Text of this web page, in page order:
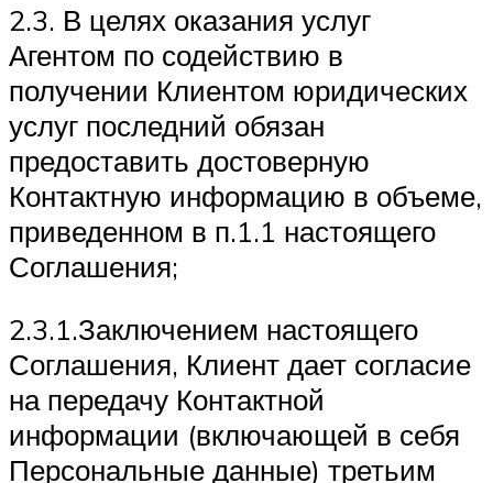
2.3. В целях оказания услуг
Агентом по содействию в
получении Клиентом юридических
услуг последний обязан
предоставить достоверную
Контактную информацию в объеме,
приведенном в п.1.1 настоящего
Соглашения;
2.3.1.Заключением настоящего
Соглашения, Клиент дает согласие
на передачу Контактной
информации (включающей в себя
Персональные данные) третьим